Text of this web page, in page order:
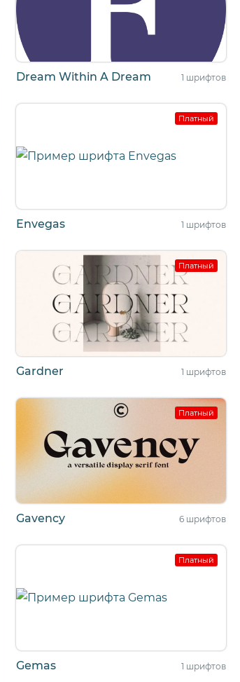
Dream Within A Dream 1 шрифтов
Платный
Envegas 1 шрифтов
Платный
Gardner 1 шрифтов
Платный
Gavency 6 шрифтов
Платный
Gemas 1 шрифтов